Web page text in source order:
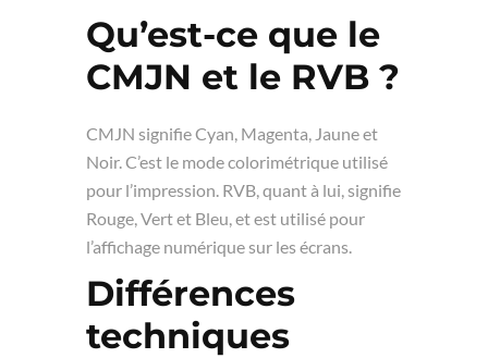
Qu’est-ce que le
CMJN et le RVB ?
CMJN signifie Cyan, Magenta, Jaune et
Noir. C’est le mode colorimétrique utilisé
pour l’impression. RVB, quant à lui, signifie
Rouge, Vert et Bleu, et est utilisé pour
l’affichage numérique sur les écrans.
Différences
techniques